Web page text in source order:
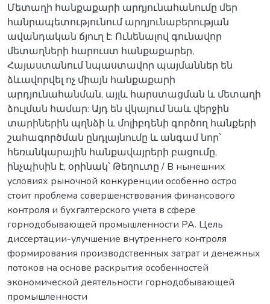
Մետաղի հանքաքարի արդյունահանումը մեր
հանրապետությունում արդյունաբերության
ավանդական ճյուղ է: Ունենալով գունավոր
մետաղների հարուստ հանքաքարեր,
Հայաստանում նպաստավոր պայմաններ են
ձևավորվել ոչ միայն հանքաքարի
արդյունահանման, այլև հարստացման և մետաղի
ձուլման համար: Այդ են վկայում նաև վերջին
տարիներին պղնձի և մոլիբդենի գործող հանքերի
շահագործման ընդլայնումը և անգամ նոր՝
հեռանկարային հանքավայրերի բացումը,
ինչպիսին է, օրինակ՝ Թեղուտը / В нынешних
условиях рыночной конкуренции особенно остро
стоит проблема совершенствования финансового
контроля и бухгалтерского учета в сфере
горнодобывающей промышленности PA. Цель
диссертации-улучшение внутреннего контроля
формирования производственных затрат и денежных
потоков на основе раскрытия особенностей
экономической деятельности горнодобывающей
промышленности